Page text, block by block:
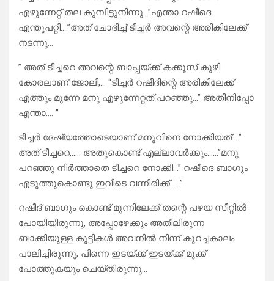
എഴുന്നേറ്റ് തല കുമ്പിട്ടുനിന്നു…”എന്താ റഷീദെ
എന്തുപറ്റി….”അത് ചോദിച്ച് ടീച്ചർ അവന്റെ അരികിലേക്ക്
നടന്നു…
” അത് ടീച്ചറെ അവന്റെ ബാപ്പയ്ക്ക് കക്കൂസ് കുഴി
കോരലാണ് ജോലി,… “ടീച്ചർ റഷീദിന്റെ അരികിലേക്ക്
എത്തും മുന്നേ മനു എഴുന്നേറ്റത് പറഞ്ഞു…” അതിനിപ്പോ
എന്താ…. ”
ടീച്ചർ ദേഷ്യത്തോടെയാണ് മനുവിനെ നോക്കിയത്….”
അത് ടീച്ചറെ,….. അതുകൊണ്ട് എല്ലാവർക്കും……”മനു
പറഞ്ഞു നിർത്താതെ ടീച്ചറെ നോക്കി…” റഷീദെ ബാഗും
എടുത്തുകൊണ്ടു ഇവിടെ വന്നിരിക്ക്…. ”
റഷീദ് ബാഗും കൊണ്ട് മുന്നിലേക്ക് തന്റെ പഴയ സീറ്റിൽ
പോയിയിരുന്നു, അപ്പോഴേക്കും അതിലിരുന്ന
ബാക്കിയുള്ള കുട്ടികൾ അവനിൽ നിന്ന് കുറച്ചകാലം
പാലിച്ചിരുന്നു, പിന്നെ ഇടയ്ക്ക് ഇടയ്ക്ക് മൂക്ക്
പോത്തുകയും ചെയ്തിരുന്നു…